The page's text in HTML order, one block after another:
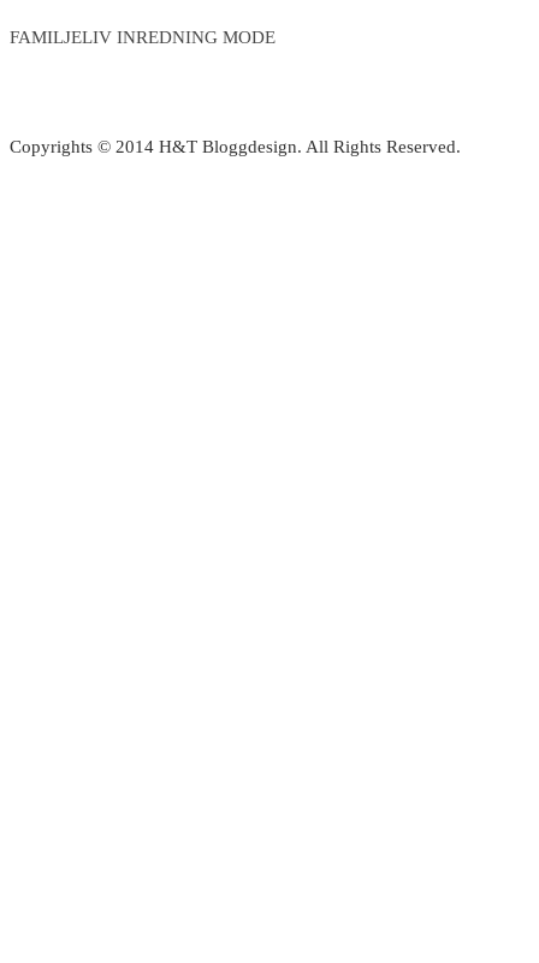
FAMILJELIV INREDNING MODE
Copyrights © 2014 H&T Bloggdesign. All Rights Reserved.